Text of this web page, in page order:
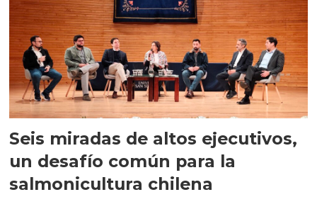
Seis miradas de altos ejecutivos,
un desafío común para la
salmonicultura chilena